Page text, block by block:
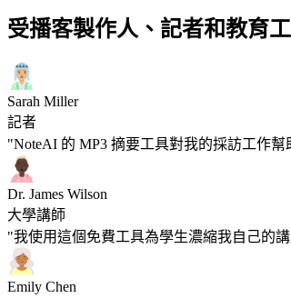
受播客製作人、記者和教育
Sarah Miller
記者
"NoteAI 的 MP3 摘要工具對我的採訪工作
Dr. James Wilson
大學講師
"我使用這個免費工具為學生濃縮我自己的
Emily Chen